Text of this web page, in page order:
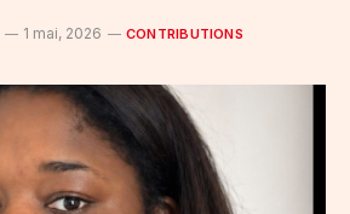
1 mai, 2026 CONTRIBUTIONS